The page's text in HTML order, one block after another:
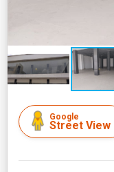
Google
Street View